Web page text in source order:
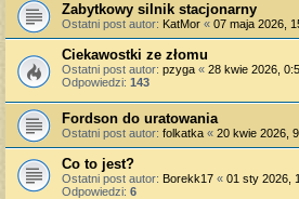
Zabytkowy silnik stacjonarny
Ostatni post autor: KatMor « 07 maja 2026,
Ciekawostki ze złomu
Ostatni post autor: pzyga « 28 kwie 2026,
Odpowiedzi: 143
Fordson do uratowania
Ostatni post autor: folkatka « 20 kwie 2026,
Co to jest?
Ostatni post autor: Borekk17 « 01 sty 2026,
Odpowiedzi: 6